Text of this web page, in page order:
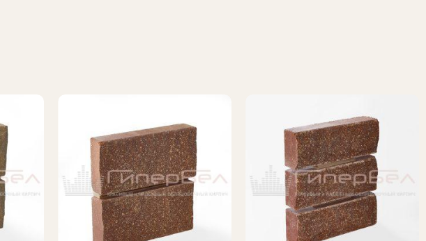
приведу примерные расчеты и дам несколько практических
понимать, за что вы платите. Поговорим о видах кирпича, о том, как
расходы следует учитывать.
без учета раствора;
швом.
а следовательно и цена «за куб» будет отличаться.